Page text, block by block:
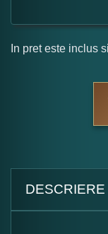
In pret este inclus